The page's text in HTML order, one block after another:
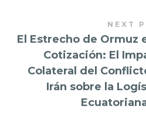
NEXT
El Estrecho de Ormuz
Cotización: El
Colateral del
Irán sobre la